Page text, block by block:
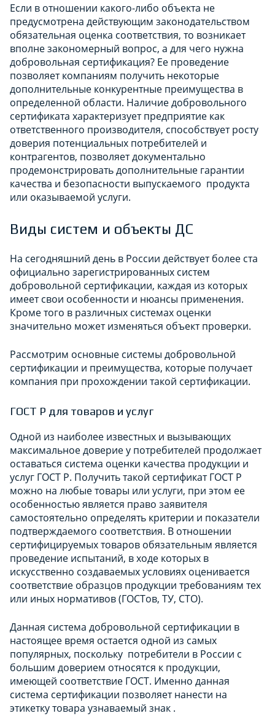
Если в отношении какого-либо объекта не
предусмотрена действующим законодательством
обязательная оценка соответствия, то возникает
вполне закономерный вопрос, а для чего нужна
добровольная сертификация? Ее проведение
позволяет компаниям получить некоторые
дополнительные конкурентные преимущества в
определенной области. Наличие добровольного
сертификата характеризует предприятие как
ответственного производителя, способствует росту
доверия потенциальных потребителей и
контрагентов, позволяет документально
продемонстрировать дополнительные гарантии
качества и безопасности выпускаемого продукта
или оказываемой услуги.
Виды систем и объекты ДС
На сегодняшний день в России действует более ста
официально зарегистрированных систем
добровольной сертификации, каждая из которых
имеет свои особенности и нюансы применения.
Кроме того в различных системах оценки
значительно может изменяться объект проверки.
Рассмотрим основные системы добровольной
сертификации и преимущества, которые получает
компания при прохождении такой сертификации.
ГОСТ Р для товаров и услуг
Одной из наиболее известных и вызывающих
максимальное доверие у потребителей продолжает
оставаться система оценки качества продукции и
услуг ГОСТ Р. Получить такой сертификат ГОСТ Р
можно на любые товары или услуги, при этом ее
особенностью является право заявителя
самостоятельно определять критерии и показатели
подтверждаемого соответствия. В отношении
сертифицируемых товаров обязательным является
проведение испытаний, в ходе которых в
искусственно создаваемых условиях оценивается
соответствие образцов продукции требованиям тех
или иных нормативов (ГОСТов, ТУ, СТО).
Данная система добровольной сертификации в
настоящее время остается одной из самых
популярных, поскольку потребители в России с
большим доверием относятся к продукции,
имеющей соответствие ГОСТ. Именно данная
система сертификации позволяет нанести на
этикетку товара узнаваемый знак .